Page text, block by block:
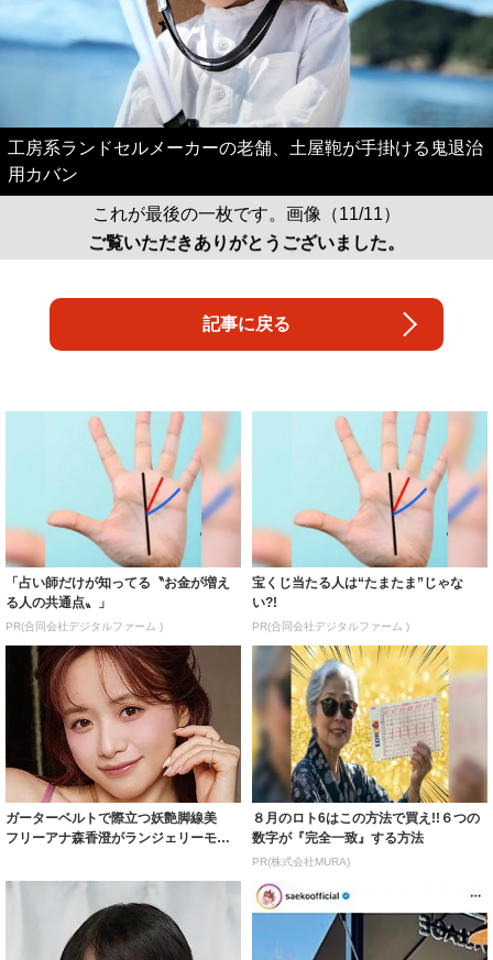
工房系ランドセルメーカーの老舗、土屋鞄が手掛ける鬼退治
用カバン
これが最後の一枚です。画像（11/11）
ご覧いただきありがとうございました。
記事に戻る
「占い師だけが知ってる〝お金が増え
る人の共通点〟」
PR(合同会社デジタルファーム )
宝くじ当たる人は“たまたま”じゃな
い?!
PR(合同会社デジタルファーム )
ガーターベルトで際立つ妖艶脚線美
フリーアナ森香澄がランジェリーモデ
８月のロト6はこの方法で買え!!６つの
数字が『完全一致』する方法
PR(株式会社MURA)